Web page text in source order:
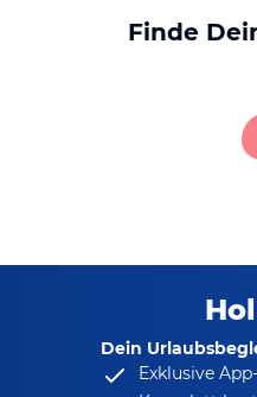
Finde
Dein
Exklusive